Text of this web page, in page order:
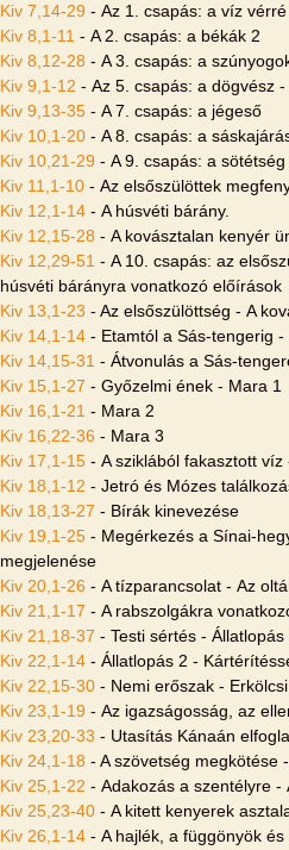
Kiv 7,14-29 - Az 1. csapás: a víz
Kiv 8,1-11 - A 2. csapás: a békák 2
Kiv 8,12-28 - A 3. csapás: a
Kiv 9,1-12 - Az 5. csapás: a dögvész
Kiv 9,13-35 - A 7. csapás: a jégeső
Kiv 10,1-20 - A 8. csapás: a
Kiv 10,21-29 - A 9. csapás: a sötétség
Kiv 11,1-10 - Az elsőszülöttek
Kiv 12,1-14 - A húsvéti bárány.
Kiv 12,15-28 - A kovásztalan kenyér
Kiv 12,29-51 - A 10. csapás: az
húsvéti bárányra vonatkozó előírások
Kiv 13,1-23 - Az elsőszülöttség - A
Kiv 14,1-14 - Etamtól a Sás-tengerig
Kiv 14,15-31 - Átvonulás a Sás-
Kiv 15,1-27 - Győzelmi ének - Mara 1
Kiv 16,1-21 - Mara 2
Kiv 16,22-36 - Mara 3
Kiv 17,1-15 - A sziklából fakasztott víz
Kiv 18,1-12 - Jetró és Mózes
Kiv 18,13-27 - Bírák kinevezése
Kiv 19,1-25 - Megérkezés a Sínai-
megjelenése
Kiv 20,1-26 - A tízparancsolat - Az
Kiv 21,1-17 - A rabszolgákra
Kiv 21,18-37 - Testi sértés - Állatlopás
Kiv 22,1-14 - Állatlopás 2 -
Kiv 22,15-30 - Nemi erőszak -
Kiv 23,1-19 - Az igazságosság, az
Kiv 23,20-33 - Utasítás Kánaán
Kiv 24,1-18 - A szövetség megkötése
Kiv 25,1-22 - Adakozás a szentélyre -
Kiv 25,23-40 - A kitett kenyerek
Kiv 26,1-14 - A hajlék, a függönyök